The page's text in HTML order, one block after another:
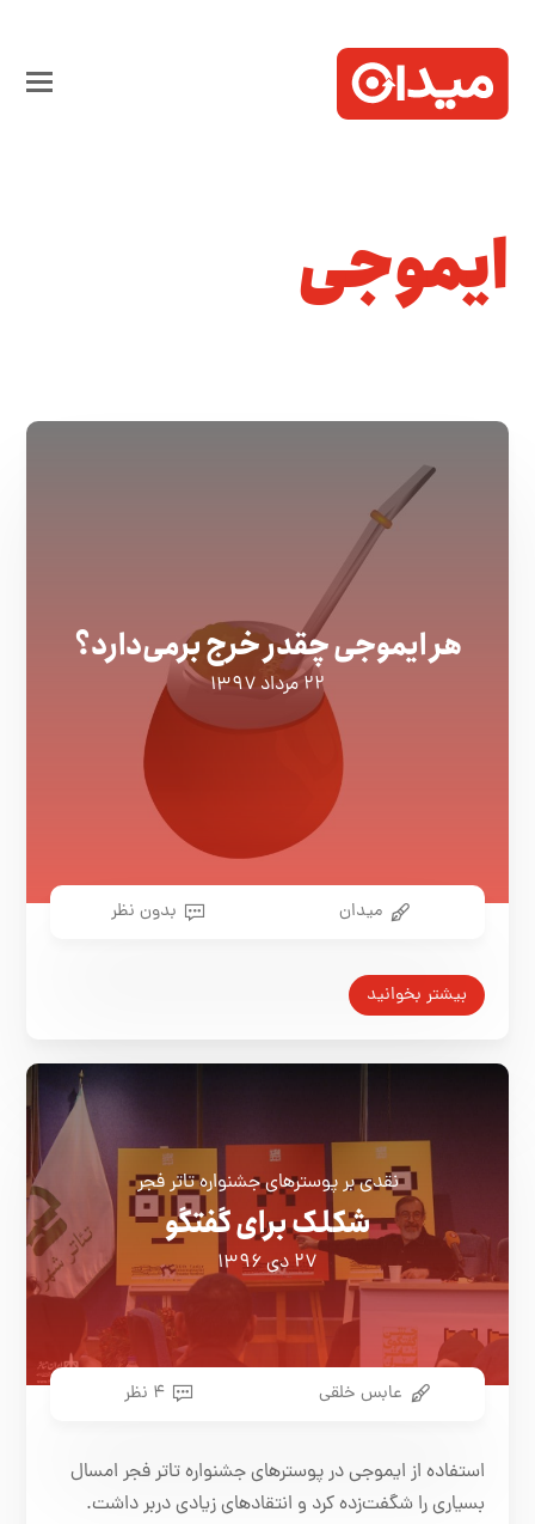
ایموجی
هر ایموجی چقدر خرج برمی‌دارد؟
۲۲ مرداد ۱۳۹۷
میدان بدون نظر
بیشتر بخوانید
نقدی بر پوسترهای جشنواره تاتر فجر
شکلک برای گفتگو
۲۷ دی ۱۳۹۶
عابس خلقی ۴ نظر
استفاده از ایموجی در پوسترهای جشنواره تاتر فجر امسال
بسیاری را شگفت‌زده کرد و انتقادهای زیادی دربر داشت.